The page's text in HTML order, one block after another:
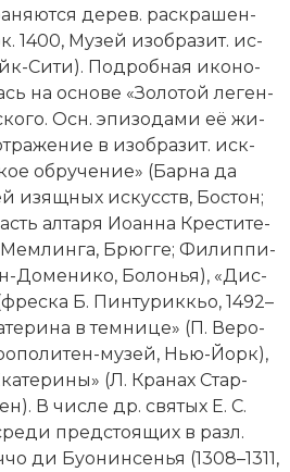
де­рев. рас­кра­шен­
1400, Му­зей изо­бра­зит. ис­
Си­ти). Под­роб­ная ико­но­
на ос­но­ве «Зо­ло­той ле­ген­
Осн. эпи­зо­да­ми её жи­
в изо­бра­зит. иск-
об­ру­че­ние» (Бар­на да
изящ­ных ис­кусств, Бос­тон;
ал­та­ря Ио­ан­на Кре­сти­те­
Мем­лин­га, Брюг­ге; Фи­лип­пи­
До­ме­ни­ко, Бо­ло­нья), «Дис­
Б. Пин­ту­рик­кьо, 1492–
в тем­ни­це» (П. Ве­ро­
му­зей, Нью-Йорк),
(Л. Кра­нах Стар­
В чис­ле др. свя­тых Е. С.
пред­стоя­щих в разл.
ди Буо­нин­се­нья (1308–1311,